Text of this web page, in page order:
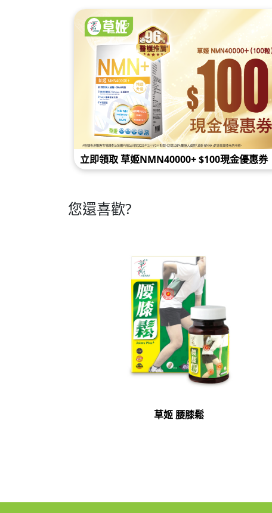
立即領取 草姬NMN40000+ $100現金優惠券
您還喜歡?
草姬 腰膝鬆